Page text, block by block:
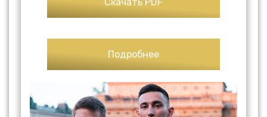
Скачать PDF
Подробнее